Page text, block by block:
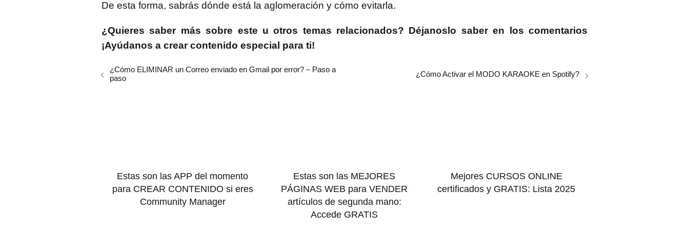
De esta forma, sabrás dónde está la aglomeración y cómo evitarla.
¿Quieres saber más sobre este u otros temas relacionados? Déjanoslo saber en los comentarios
¡Ayúdanos a crear contenido especial para ti!
¿Cómo ELIMINAR un Correo enviado en Gmail por error? – Paso a
paso
¿Cómo Activar el MODO KARAOKE en Spotify?
Estas son las APP del momento
para CREAR CONTENIDO si eres
Community Manager
Estas son las MEJORES
PÁGINAS WEB para VENDER
artículos de segunda mano:
Accede GRATIS
Mejores CURSOS ONLINE
certificados y GRATIS: Lista 2025